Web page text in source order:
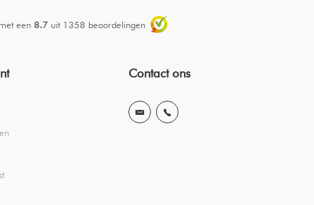
een 8.7uit 1358 beoordelingen
Contact ons